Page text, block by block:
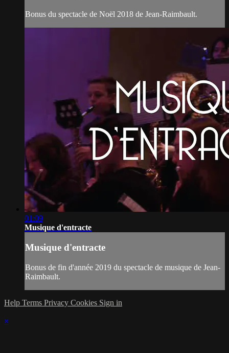
Bonus du spectacle de Noël 2018 de Jean-Raimbault.
01:09
Musique d'entracte
Musique d'entracte
Bonus de fin d'année 2019 du spectacle de musique de Jean-
Raimbault.
Help Terms Privacy Cookies Sign in
×